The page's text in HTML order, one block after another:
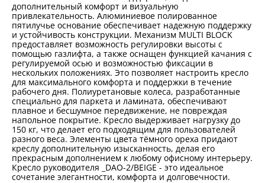
дополнительный комфорт и визуальную
привлекательность. Алюминиевое полированное
пятилучье основание обеспечивает надежную поддержку
и устойчивость конструкции. Механизм MULTI BLOCK
предоставляет возможность регулировки высоты с
помощью газлифта, а также оснащен функцией качания с
регулируемой осью и возможностью фиксации в
нескольких положениях. Это позволяет настроить кресло
для максимального комфорта и поддержки в течение
рабочего дня. Полиуретановые колеса, разработанные
специально для паркета и ламината, обеспечивают
плавное и бесшумное передвижение, не повреждая
напольное покрытие. Кресло выдерживает нагрузку до
150 кг, что делает его подходящим для пользователей
разного веса. Элементы цвета тёмного ореха придают
креслу дополнительную изысканность, делая его
прекрасным дополнением к любому офисному интерьеру.
Кресло руководителя _DAO-2/BEIGE - это идеальное
сочетание элегантности, комфорта и долговечности.